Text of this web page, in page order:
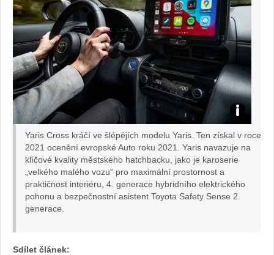
Toyota
Yaris Cross kráčí ve šlépějích modelu Yaris. Ten získal v roce
2021 ocenění evropské Auto roku 2021. Yaris navazuje na
klíčové kvality městského hatchbacku, jako je karoserie
„velkého malého vozu“ pro maximální prostornost a
praktičnost interiéru, 4. generace hybridního elektrického
pohonu a bezpečnostní asistent Toyota Safety Sense 2.
generace.
Sdílet článek: